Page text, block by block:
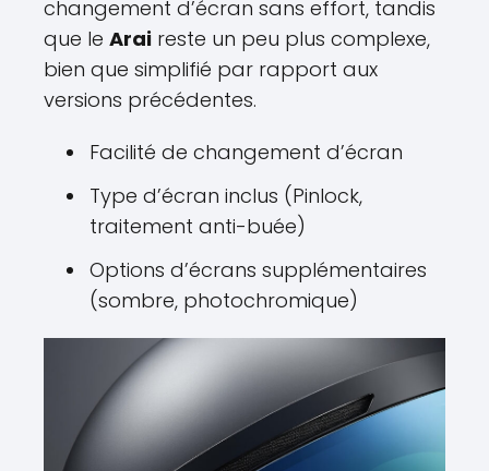
changement d’écran sans effort, tandis
que le Arai reste un peu plus complexe,
bien que simplifié par rapport aux
versions précédentes.
Facilité de changement d’écran
Type d’écran inclus (Pinlock,
traitement anti-buée)
Options d’écrans supplémentaires
(sombre, photochromique)